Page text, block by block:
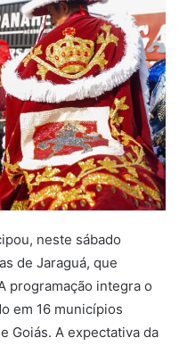
neste sábado
de Jaraguá, que
programação integra o
em 16 municípios
Goiás. A expectativa da